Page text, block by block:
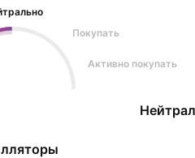
Покупать
Активно покупать